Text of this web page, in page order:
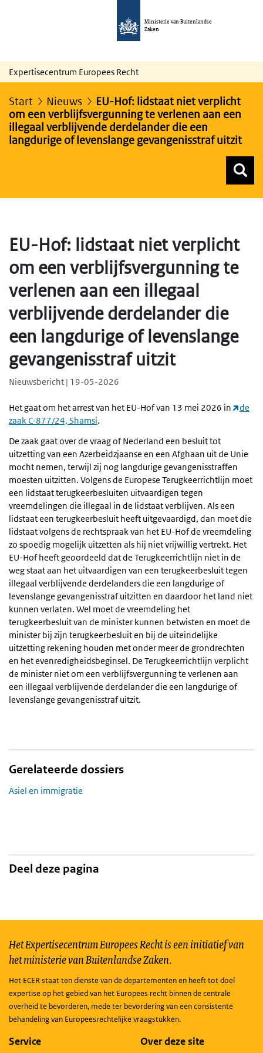
Ministerie van Buitenlandse
Zaken
Expertisecentrum Europees Recht
Start Nieuws
EU-Hof: lidstaat niet verplicht
om een verblijfsvergunning te verlenen aan een
illegaal verblijvende derdelander die een
langdurige of levenslange gevangenisstraf uitzit
EU-Hof: lidstaat niet verplicht
om een verblijfsvergunning te
verlenen aan een illegaal
verblijvende derdelander die
een langdurige of levenslange
gevangenisstraf uitzit
Nieuwsbericht | 19-05-2026
Het gaat om het arrest van het EU-Hof van 13 mei 2026 in
de
zaak C-877/24, Shamsi.
De zaak gaat over de vraag of Nederland een besluit tot
uitzetting van een Azerbeidzjaanse en een Afghaan uit de Unie
mocht nemen, terwijl zij nog langdurige gevangenisstraffen
moesten uitzitten. Volgens de Europese Terugkeerrichtlijn moet
een lidstaat terugkeerbesluiten uitvaardigen tegen
vreemdelingen die illegaal in de lidstaat verblijven. Als een
lidstaat een terugkeerbesluit heeft uitgevaardigd, dan moet die
lidstaat volgens de rechtspraak van het EU-Hof de vreemdeling
zo spoedig mogelijk uitzetten als hij niet vrijwillig vertrekt. Het
EU-Hof heeft geoordeeld dat de Terugkeerrichtlijn niet in de
weg staat aan het uitvaardigen van een terugkeerbesluit tegen
illegaal verblijvende derdelanders die een langdurige of
levenslange gevangenisstraf uitzitten en daardoor het land niet
kunnen verlaten. Wel moet de vreemdeling het
terugkeerbesluit van de minister kunnen betwisten en moet de
minister bij zijn terugkeerbesluit en bij de uiteindelijke
uitzetting rekening houden met onder meer de grondrechten
en het evenredigheidsbeginsel. De Terugkeerrichtlijn verplicht
de minister niet om een verblijfsvergunning te verlenen aan
een illegaal verblijvende derdelander die een langdurige of
levenslange gevangenisstraf uitzit.
Gerelateerde dossiers
Asiel en immigratie
Deel deze pagina
Het Expertisecentrum Europees Recht is een initiatief van
het ministerie van Buitenlandse Zaken.
Het ECER staat ten dienste van de departementen en heeft tot doel
expertise op het gebied van het Europees recht binnen de centrale
overheid te bevorderen, mede ter bevordering van een consistente
behandeling van Europeesrechtelijke vraagstukken.
Service Over deze site